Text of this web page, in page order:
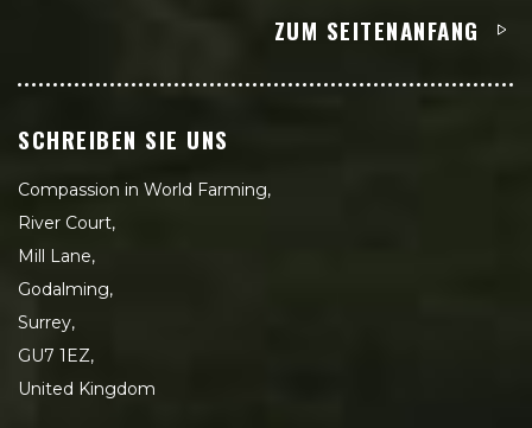
ZUM SEITENANFANG
SCHREIBEN SIE UNS
Compassion in World Farming,
River Court,
Mill Lane,
Godalming,
Surrey,
GU7 1EZ,
United Kingdom